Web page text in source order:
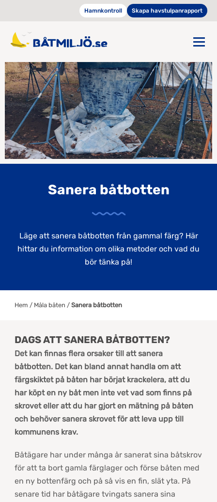
Hamnkontroll Skapa havstulpanrapport
Sanera båtbotten
Läge att sanera båtbotten från gammal färg? Här
hittar du information om olika metoder och vad du
bör tänka på!
Hem / Måla båten / Sanera båtbotten
DAGS ATT SANERA BÅTBOTTEN?
Det kan finnas flera orsaker till att sanera
båtbotten. Det kan bland annat handla om att
färgskiktet på båten har börjat krackelera, att du
har köpt en ny båt men inte vet vad som finns på
skrovet eller att du har gjort en mätning på båten
och behöver sanera skrovet för att leva upp till
kommunens krav.
Båtägare har under många år sanerat sina båtskrov
för att ta bort gamla färglager och förse båten med
en ny bottenfärg och på så vis en fin, slät yta. På
senare tid har båtägare tvingats sanera sina